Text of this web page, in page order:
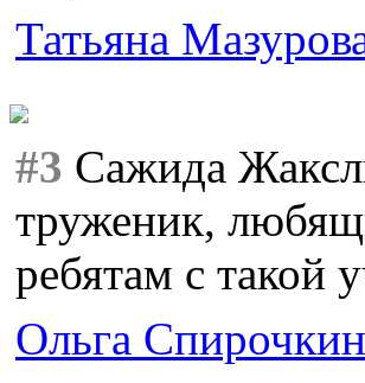
Татьяна
#3 Сажида
труженик,
ребятам с такой
Ольга